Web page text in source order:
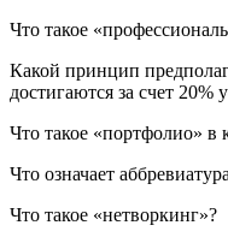
Что такое
Какой принцип
достигаются за счет 20%
Что такое «портфолио» в
Что означает
Что такое «нетворкинг»?